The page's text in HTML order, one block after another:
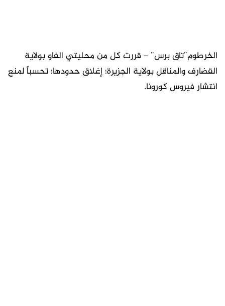
الخرطوم”تاق برس” – قررت كل من محليتي الفاو بولاية
القضارف والمناقل بولاية الجزيرة؛ إغلاق حدودها؛ تحسباً لمنع
انتشار فيروس كورونا.